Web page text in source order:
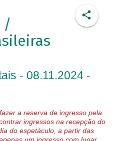
/
- 08.11.2024 -
a reserva de ingresso pela
ingressos na recepção do
do espetáculo, a partir das